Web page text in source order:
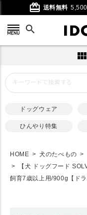
card_giftcard 送料無料
search
view_module
ドッグウェア
ひんやり特集
HOME 犬のたべもの
【犬 ドッグフード
飼育7歳以上用/900g【ドラ